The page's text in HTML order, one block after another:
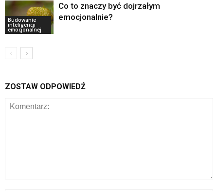
Budowanie
inteligencji
emocjonalnej
Co to znaczy być dojrzałym
emocjonalnie?
ZOSTAW ODPOWIEDŹ